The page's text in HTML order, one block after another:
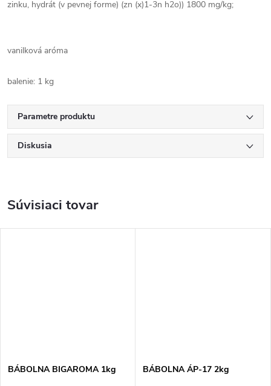
zinku, hydrát (v pevnej forme) (zn (x)1-3n h2o)) 1800 mg/kg;
vanilková aróma
balenie: 1 kg
Parametre produktu
Diskusia
Súvisiaci tovar
BÁBOLNA BIGAROMA 1kg BÁBOLNA ÁP-17 2kg